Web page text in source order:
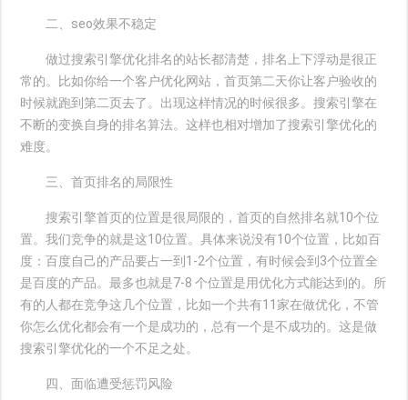
二、seo效果不稳定
做过搜索引擎优化排名的站长都清楚，排名上下浮动是很正
常的。比如你给一个客户优化网站，首页第二天你让客户验收的
时候就跑到第二页去了。出现这样情况的时候很多。搜索引擎在
不断的变换自身的排名算法。这样也相对增加了搜索引擎优化的
难度。
三、首页排名的局限性
搜索引擎首页的位置是很局限的，首页的自然排名就10个位
置。我们竞争的就是这10位置。具体来说没有10个位置，比如百
度：百度自己的产品要占一到1-2个位置，有时候会到3个位置全
是百度的产品。最多也就是7-8 个位置是用优化方式能达到的。所
有的人都在竞争这几个位置，比如一个共有11家在做优化，不管
你怎么优化都会有一个是成功的，总有一个是不成功的。这是做
搜索引擎优化的一个不足之处。
四、面临遭受惩罚风险